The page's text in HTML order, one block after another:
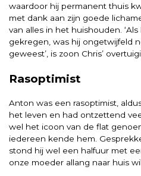
waardoor hij permanent thuis
met dank aan zijn goede
van alles in het huishouden.
gekregen, was hij ongetwijfeld
geweest’, is zoon Chris’
Rasoptimist
Anton was een rasoptimist,
het leven en had ontzettend
wel het icoon van de flat
iedereen kende hem.
stond hij wel een halfuur met
onze moeder allang naar huis